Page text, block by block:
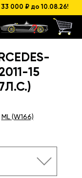
000 ₽ до 10.08.26!
15
ML (W166)